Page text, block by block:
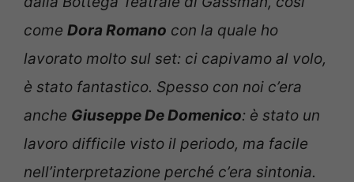
come Dora Romano con la quale ho
lavorato molto sul set: ci capivamo al volo,
è stato fantastico. Spesso con noi c’era
anche Giuseppe De Domenico: è stato un
lavoro difficile visto il periodo, ma facile
nell’interpretazione perché c’era sintonia.